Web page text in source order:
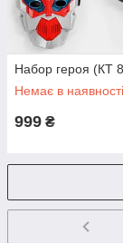
Набор героя (КТ
Немає в наявності
999 ₴